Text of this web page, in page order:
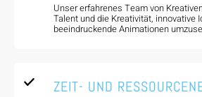
Unser erfahrenes Team von
Talent und die Kreativität, innovative
beeindruckende Animationen
ZEIT- UND